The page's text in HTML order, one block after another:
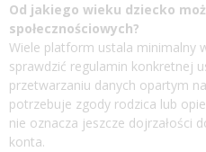
Od jakiego wieku dziecko
społecznościowych?
Wiele platform ustala minimalny
sprawdzić regulamin konkretnej
przetwarzaniu danych opartym
potrzebuje zgody rodzica lub
nie oznacza jeszcze dojrzałości
konta.